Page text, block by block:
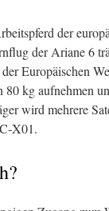
der
der Ariane 6
Europäischen
kg aufnehmen
wird mehrere
X01.